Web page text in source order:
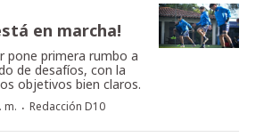
en marcha!
pone primera rumbo a
de desafíos, con la
objetivos bien claros.
m. · Redacción D10